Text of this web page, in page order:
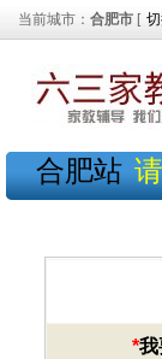
当前城市： 合肥市 [
合肥站
*我